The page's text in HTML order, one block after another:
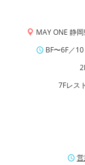
MAY ONE 静
BF〜6F／
7Fレス